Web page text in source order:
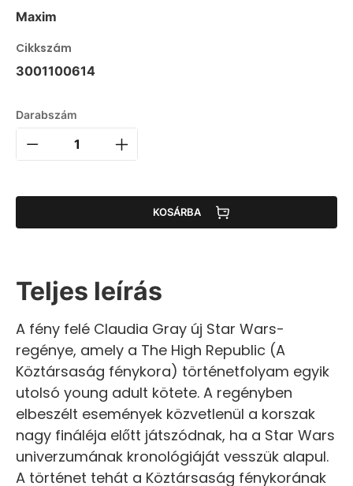
Maxim
Cikkszám
3001100614
Darabszám
KOSÁRBA
Teljes leírás
A fény felé Claudia Gray új Star Wars-
regénye, amely a The High Republic (A
Köztársaság fénykora) történetfolyam egyik
utolsó young adult kötete. A regényben
elbeszélt események közvetlenül a korszak
nagy fináléja előtt játszódnak, ha a Star Wars
univerzumának kronológiáját vesszük alapul.
A történet tehát a Köztársaság fénykorának